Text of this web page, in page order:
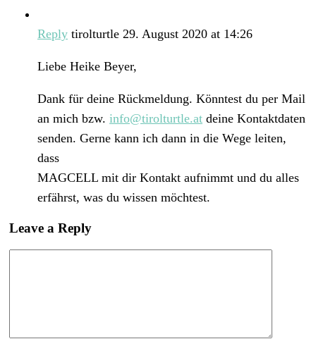
Reply tirolturtle 29. August 2020 at 14:26
Liebe Heike Beyer,
Dank für deine Rückmeldung. Könntest du per Mail
an mich bzw. info@tirolturtle.at deine Kontaktdaten
senden. Gerne kann ich dann in die Wege leiten,
dass
MAGCELL mit dir Kontakt aufnimmt und du alles
erfährst, was du wissen möchtest.
Leave a Reply